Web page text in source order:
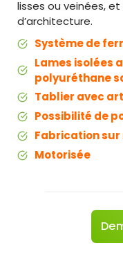
lisses ou veinées,
d’architecture.
Système de
Lames isolées
polyuréthane
Tablier avec
Possibilité de
Fabrication
Motorisée